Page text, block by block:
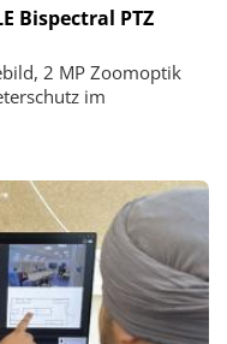
Bispectral PTZ
2 MP Zoomoptik
im